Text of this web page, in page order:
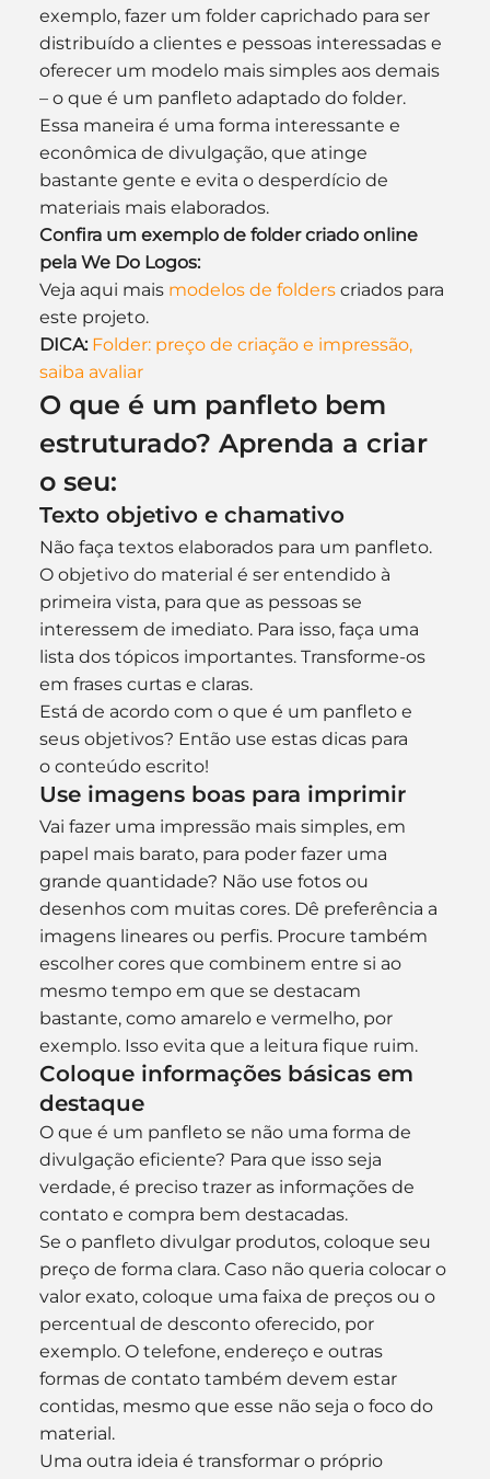
exemplo, fazer um folder caprichado para ser
distribuído a clientes e pessoas interessadas e
oferecer um modelo mais simples aos demais
– o que é um panfleto adaptado do folder.
Essa maneira é uma forma interessante e
econômica de divulgação, que atinge
bastante gente e evita o desperdício de
materiais mais elaborados.
Confira um exemplo de folder criado online
pela We Do Logos:
Veja aqui mais modelos de folders criados para
este projeto.
DICA: Folder: preço de criação e impressão,
saiba avaliar
O que é um panfleto bem
estruturado? Aprenda a criar
o seu:
Texto objetivo e chamativo
Não faça textos elaborados para um panfleto.
O objetivo do material é ser entendido à
primeira vista, para que as pessoas se
interessem de imediato. Para isso, faça uma
lista dos tópicos importantes. Transforme-os
em frases curtas e claras.
Está de acordo com o que é um panfleto e
seus objetivos? Então use estas dicas para
o conteúdo escrito!
Use imagens boas para imprimir
Vai fazer uma impressão mais simples, em
papel mais barato, para poder fazer uma
grande quantidade? Não use fotos ou
desenhos com muitas cores. Dê preferência a
imagens lineares ou perfis. Procure também
escolher cores que combinem entre si ao
mesmo tempo em que se destacam
bastante, como amarelo e vermelho, por
exemplo. Isso evita que a leitura fique ruim.
Coloque informações básicas em
destaque
O que é um panfleto se não uma forma de
divulgação eficiente? Para que isso seja
verdade, é preciso trazer as informações de
contato e compra bem destacadas.
Se o panfleto divulgar produtos, coloque seu
preço de forma clara. Caso não queria colocar o
valor exato, coloque uma faixa de preços ou o
percentual de desconto oferecido, por
exemplo. O telefone, endereço e outras
formas de contato também devem estar
contidas, mesmo que esse não seja o foco do
material.
Uma outra ideia é transformar o próprio